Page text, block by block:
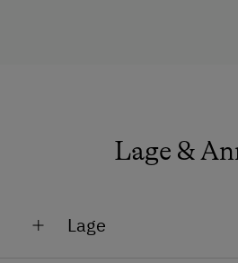
Wlan
Lage &
Lage